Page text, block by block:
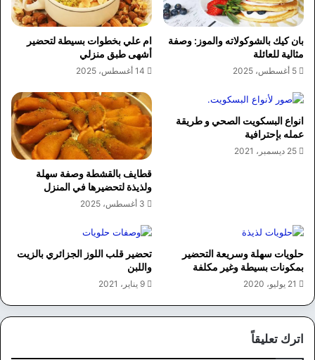
بان كيك بالشوكولاته والموز: وصفة
مثالية للعائلة
5 أغسطس، 2025
ام علي بخطوات بسيطة لتحضير
أشهى طبق منزلي
14 أغسطس، 2025
انواع البسكويت الصحي و طريقة
عمله بإحترافية
25 ديسمبر، 2021
قطايف بالقشطة وصفة سهلة
ولذيذة لتحضيرها في المنزل
3 أغسطس، 2025
حلويات سهلة وسريعة التحضير
بمكونات بسيطة وغير مكلفة
21 يوليو، 2020
تحضير قلب اللوز الجزائري بالزيت
واللبن
9 يناير، 2021
اترك تعليقاً